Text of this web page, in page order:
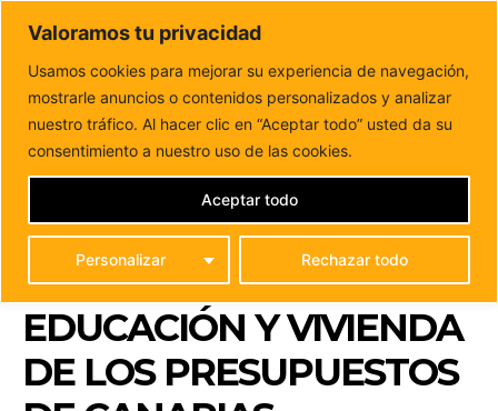
Valoramos tu privacidad
Usamos cookies para mejorar su experiencia de navegación,
mostrarle anuncios o contenidos personalizados y analizar
nuestro tráfico. Al hacer clic en “Aceptar todo” usted da su
consentimiento a nuestro uso de las cookies.
Personalizar Rechazar todo
Aceptar todo
DUNAS FM
Tu informacion de forma cercana
Inicio POLÍTICA
El PSOE de Puerto del Rosario pide la
activación de partidas en...
EL PSOE DE PUERTO
DEL ROSARIO PIDE LA
ACTIVACIÓN DE
PARTIDAS EN SANIDAD,
EDUCACIÓN Y VIVIENDA
DE LOS PRESUPUESTOS